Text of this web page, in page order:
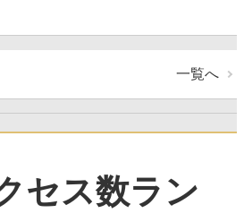
一覧へ
セス数ラン